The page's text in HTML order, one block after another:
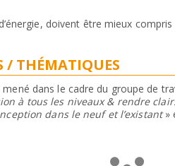
doivent être mieux
/ THÉMATIQUES
dans le cadre du groupe de
à tous les niveaux & rendre
dans le neuf et l’existant»